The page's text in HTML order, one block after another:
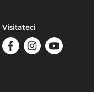
Visitateci